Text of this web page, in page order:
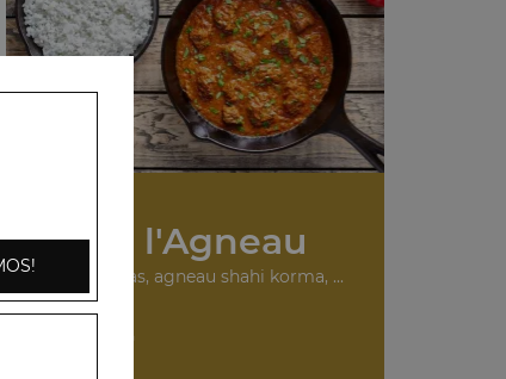
Plats à l'Agneau
agneau madras, agneau shahi korma, ...